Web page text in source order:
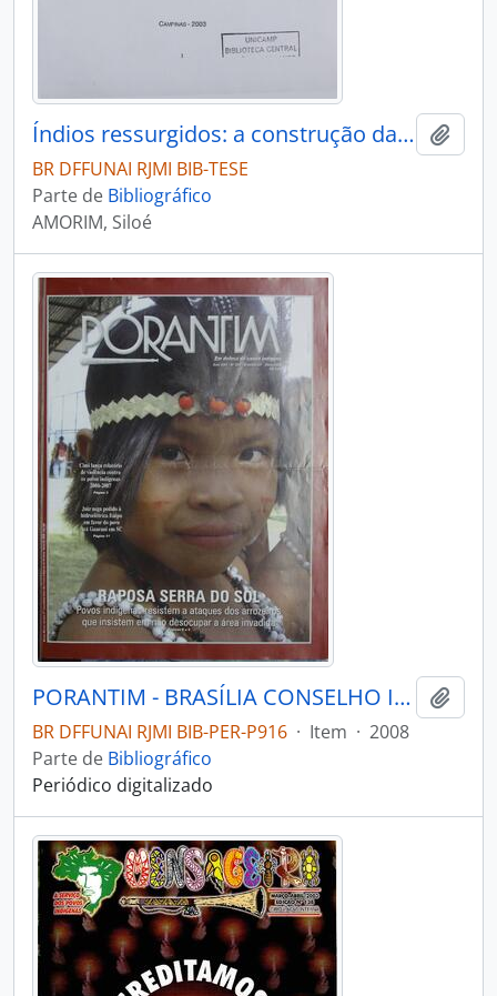
Índios ressurgidos: a construção da auto-imagem
BR DFFUNAI RJMI BIB-TESE
Parte de Bibliográfico
AMORIM, Siloé
PORANTIM - BRASÍLIA CONSELHO INDIGENISTA MISSIONÁRIO - 2008 - Nº304
BR DFFUNAI RJMI BIB-PER-P916 · Item · 2008
Parte de Bibliográfico
Periódico digitalizado